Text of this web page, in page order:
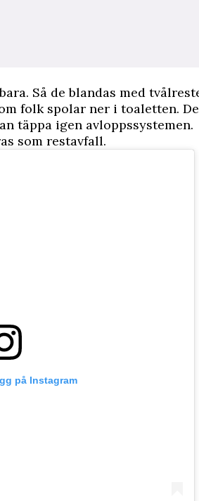
Så de blandas med
folk spolar ner i toaletten.
täppa igen avloppssystemen.
som restavfall.
på Instagram